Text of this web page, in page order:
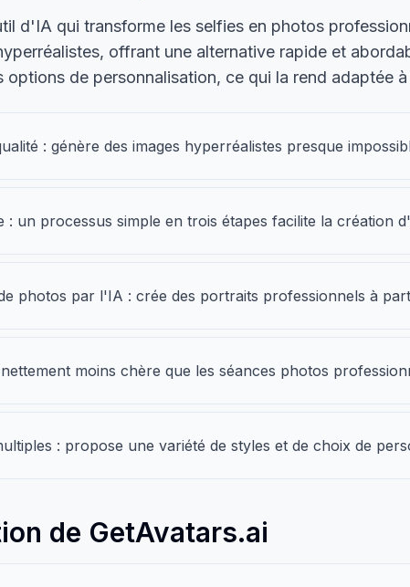
d'IA qui transforme les selfies en photos
offrant une alternative rapide et
options de personnalisation, ce qui la rend adaptée
: génère des images hyperréalistes presque
: un processus simple en trois étapes facilite la création
photos par l'IA : crée des portraits professionnels à
moins chère que les séances photos
: propose une variété de styles et de choix de
de GetAvatars.ai